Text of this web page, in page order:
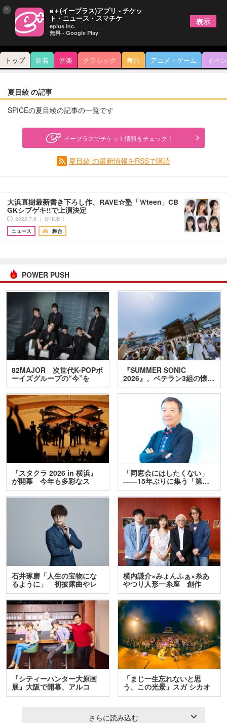
トップ 新着 音楽 クラシック 舞台 アニメ・ゲーム イベ
夏目綾 の記事
SPICEの夏目綾の記事の一覧です
イープラスでチケット情報をチェック！
夏目綾 の最新情報をRSSで購読
大浜直樹最新書き下ろし作、RAVE☆塾「Ｗteen」CB
GKシブゲキ!!で上演決定
2022.7.9 ｜ SPICER
ニュース
舞台
POWER PUSH
82MAJOR 次世代K-POPボ
ーイズグループの“今”を
訊…
『SUMMER SONIC
2026』、ベテラン3組の懐…
『スタクラ 2026 in 横浜』
が開幕 今年も多彩なス
テ…
「同窓会にはしたくない」
――15年ぶりに集う「第…
石井琢磨「人生の宝物にな
るように」 初披露曲やレ
ア…
横内謙介×みょんふぁ×糸あ
やつり人形一糸座 創作
人…
『シティーハンター大原画
展』大阪で開幕、アルコ
＆…
「まじ一生忘れないと思
う、この光景」スガ シカオ
と…
さらに読み込む
× e＋(イープラス)アプリ - チケッ
ト・ニュース・スマチケ
eplus inc.
無料 - Google Play
表示